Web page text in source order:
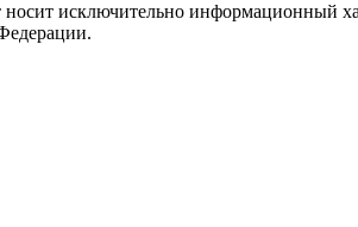
исключительно информационный